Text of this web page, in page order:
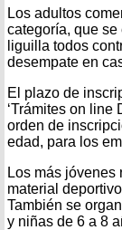
Los adultos
categoría, que
liguilla todos
desempate en
El plazo de
‘Trámites on line
orden de
edad, para los
Los más
material
También se
y niñas de 6 a 8